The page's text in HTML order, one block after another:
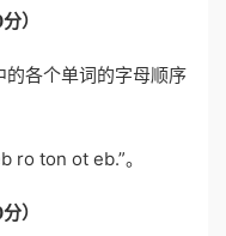
）
各个单词的字母顺序
ro ton ot eb.”。
）